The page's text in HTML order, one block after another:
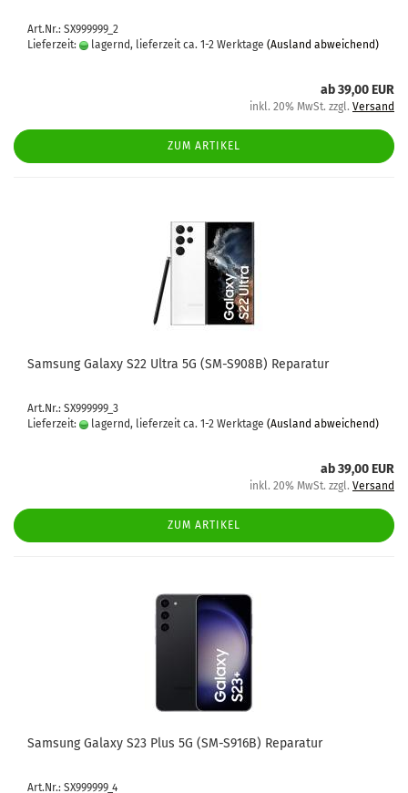
Art.Nr.: SX999999_2
Lieferzeit:
lagernd, lieferzeit ca. 1-2 Werktage (Ausland abweichend)
ab 39,00 EUR
inkl. 20% MwSt. zzgl. Versand
ZUM ARTIKEL
Sam­sung Ga­la­xy S22 Ultra 5G (SM-​S908B) Re­pa­ra­tur
Art.Nr.: SX999999_3
Lieferzeit:
lagernd, lieferzeit ca. 1-2 Werktage (Ausland abweichend)
ab 39,00 EUR
inkl. 20% MwSt. zzgl. Versand
ZUM ARTIKEL
Sam­sung Ga­la­xy S23 Plus 5G (SM-​S916B) Re­pa­ra­tur
Art.Nr.: SX999999_4